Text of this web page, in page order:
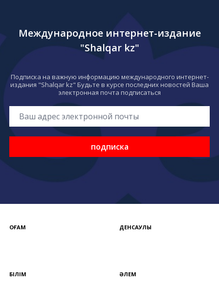
Международное интернет-издание
"Shalqar kz"
Подписка на важную информацию международного интернет-
издания "Shalqar kz" Будьте в курсе последних новостей Ваша
электронная почта подписаться
подписка
ҚОҒАМ ДЕНСАУЛЫҚ
БІЛІМ ӘЛЕМ